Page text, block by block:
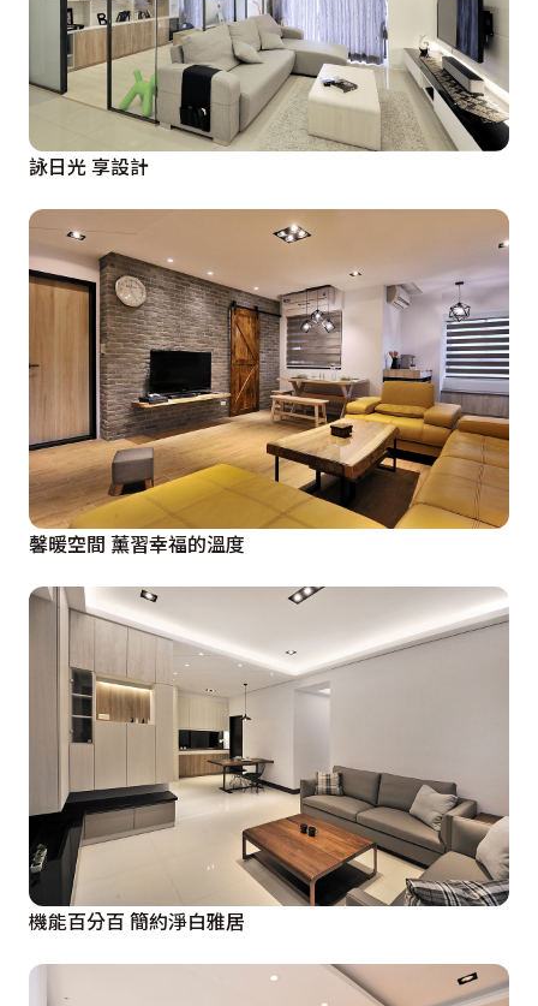
詠日光 享設計
馨暖空間 薰習幸福的溫度
機能百分百 簡約淨白雅居